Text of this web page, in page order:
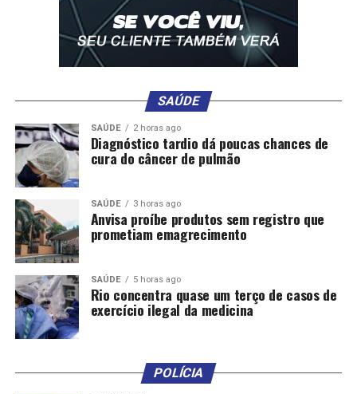
SAÚDE
SAÚDE 2 horas ago
Diagnóstico tardio dá poucas chances de
cura do câncer de pulmão
SAÚDE 3 horas ago
Anvisa proíbe produtos sem registro que
prometiam emagrecimento
SAÚDE 5 horas ago
Rio concentra quase um terço de casos de
exercício ilegal da medicina
POLÍCIA